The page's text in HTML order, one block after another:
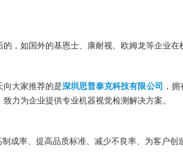
如国外的基恩士、康耐视、欧姆龙等企业在
大家推荐的是深圳思普泰克科技有限公司 ，拥
力为企业提供专业机器视觉检测解决方案。
成率、提高品质标准、减少不良率、为客户创